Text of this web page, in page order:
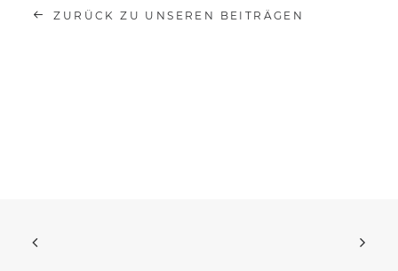
ZURÜCK ZU UNSEREN BEITRÄGEN